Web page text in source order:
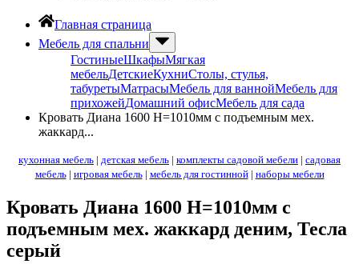
Главная страница
Мебель для спальни
ГостиныеШкафыМягкая
мебельДетскиеКухниСтолы, стулья,
табуретыМатрасыМебель для ваннойМебель для
прихожейДомашний офисМебель для сада
Кровать Диана 1600 Н=1010мм с подъемным мех.
жаккард...
кухонная мебель | детская мебель | комплекты садовой мебели | садовая
мебель| игровая мебель| мебель для гостинной| наборы мебели
Кровать Диана 1600 Н=1010мм с
подъемным мех. жаккард деним, Тесла
серый